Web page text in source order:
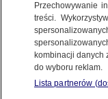
1.09.2012, 07:17
Udostępnij
Przechowywanie
treści.
kombinacji danych
do wyboru reklam.
Lista partnerów